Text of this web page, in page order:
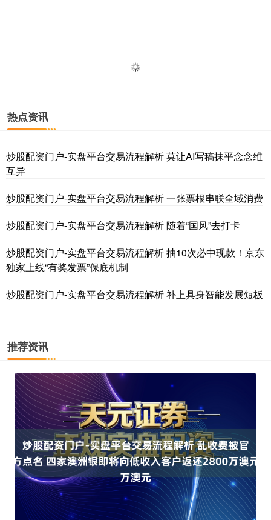
热点资讯
炒股配资门户-实盘平台交易流程解析 莫让AI写稿抹平念念维
互异
炒股配资门户-实盘平台交易流程解析 一张票根串联全域消费
炒股配资门户-实盘平台交易流程解析 随着“国风”去打卡
炒股配资门户-实盘平台交易流程解析 抽10次必中现款！京东
独家上线“有奖发票”保底机制
炒股配资门户-实盘平台交易流程解析 补上具身智能发展短板
推荐资讯